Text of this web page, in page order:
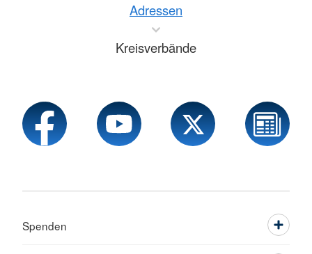
Adressen
Kreisverbände
Spenden